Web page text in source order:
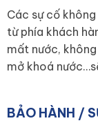
Các sự cố
từ phía khách
mất nước,
mở khoá
BẢO HÀNH /